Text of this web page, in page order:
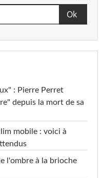
: Pierre Perret
depuis la mort de sa
mobile : voici à
l'ombre à la brioche